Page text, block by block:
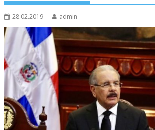
28.02.2019 admin